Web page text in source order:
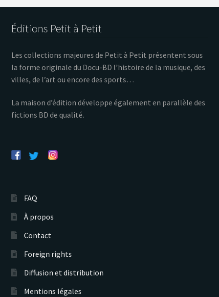
Éditions Petit à Petit
Les collections majeures de Petit à Petit présentent sous
la forme originale du Docu-BD l’histoire de la musique, des
villes, de l’art ou encore des sports…
La maison d’édition développe également en parallèle des
fictions BD de qualité.
FAQ
À propos
Contact
Foreign rights
Diffusion et distribution
Mentions légales